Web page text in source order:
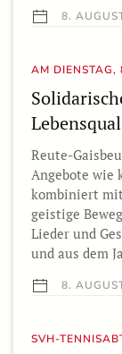
8.
AM DIENSTAG,
Reute-
Angebote wie
kombiniert
geistige
Lieder und
und aus dem
8.
SVH-